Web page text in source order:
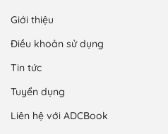
Giới thiệu
Điều khoản sử dụng
Tin tức
Tuyển dụng
Liên hệ với ADCBook